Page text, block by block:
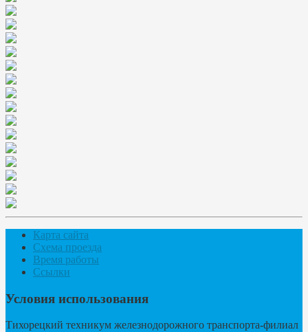
Карта сайта
Схема проезда
Время работы
Ссылки
Условия использования
Тихорецкий техникум железнодорожного транспорта-филиал